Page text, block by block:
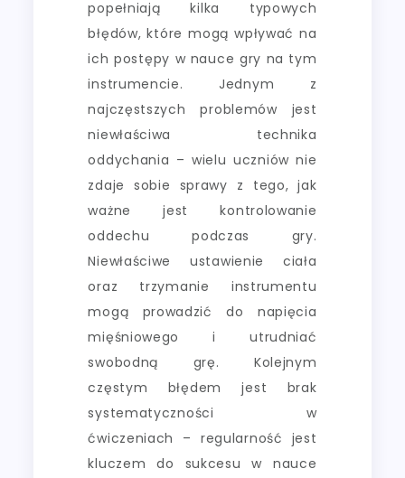
popełniają kilka typowych
błędów, które mogą wpływać na
ich postępy w nauce gry na tym
instrumencie. Jednym z
najczęstszych problemów jest
niewłaściwa technika
oddychania – wielu uczniów nie
zdaje sobie sprawy z tego, jak
ważne jest kontrolowanie
oddechu podczas gry.
Niewłaściwe ustawienie ciała
oraz trzymanie instrumentu
mogą prowadzić do napięcia
mięśniowego i utrudniać
swobodną grę. Kolejnym
częstym błędem jest brak
systematyczności w
ćwiczeniach – regularność jest
kluczem do sukcesu w nauce